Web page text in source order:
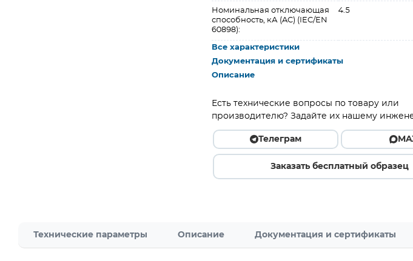
Номинальная отключающая
способность, кА (AC) (IEC/EN
60898):
4.5
Все характеристики
Документация и сертификаты
Описание
Есть технические вопросы по товару или
производителю? Задайте их нашему
Телеграм
Заказать бесплатный образец
Технические параметры Описание Документация и сертификаты